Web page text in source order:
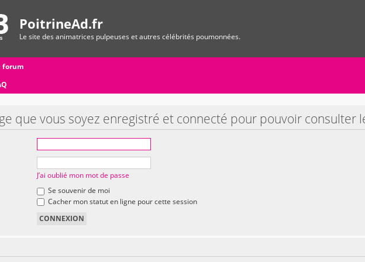
PoitrineAd.fr
Le site des animatrices pulpeuses et autres célébrités poumonnées.
forum
que vous soyez enregistré et connecté pour pouvoir consulter
J’ai oublié mon mot de passe
Se souvenir de moi
Cacher mon statut en ligne pour cette session